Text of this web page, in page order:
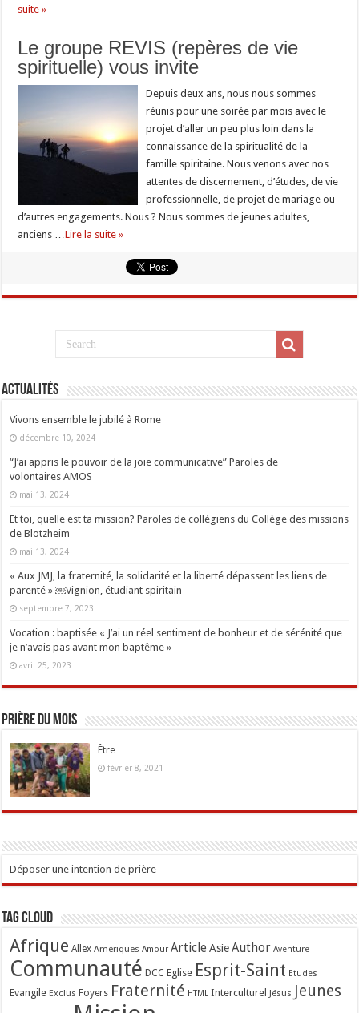
suite »
Le groupe REVIS (repères de vie
spirituelle) vous invite
Depuis deux ans, nous nous sommes
réunis pour une soirée par mois avec le
projet d’aller un peu plus loin dans la
connaissance de la spiritualité de la
famille spiritaine. Nous venons avec nos
attentes de discernement, d’études, de vie
professionnelle, de projet de mariage ou
d’autres engagements. Nous ? Nous sommes de jeunes adultes,
anciens …Lire la suite »
Actualités
Vivons ensemble le jubilé à Rome
décembre 10, 2024
“J’ai appris le pouvoir de la joie communicative” Paroles de
volontaires AMOS
mai 13, 2024
Et toi, quelle est ta mission? Paroles de collégiens du Collège des missions
de Blotzheim
mai 13, 2024
« Aux JMJ, la fraternité, la solidarité et la liberté dépassent les liens de
parenté » ￼Vignion, étudiant spiritain
septembre 7, 2023
Vocation : baptisée « J’ai un réel sentiment de bonheur et de sérénité que
je n’avais pas avant mon baptême »
avril 25, 2023
Prière du mois
Être
février 8, 2021
Déposer une intention de prière
Tag Cloud
Afrique Allex Amériques Amour Article Asie Author Aventure
Communauté DCC Eglise Esprit-Saint Etudes
Evangile Exclus Foyers Fraternité HTML Interculturel Jésus Jeunes